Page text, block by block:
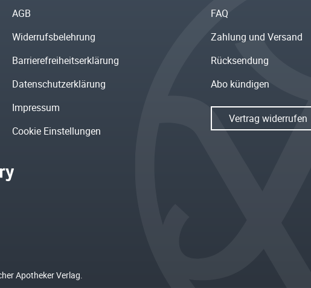
AGB
Widerrufsbelehrung
Barrierefreiheitserklärung
Datenschutzerklärung
Impressum
Cookie Einstellungen
FAQ
Zahlung und Versand
Rücksendung
Abo kündigen
Vertrag widerrufen
Apotheker Verlag.